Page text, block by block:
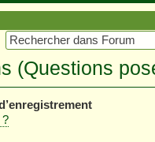
(Questions
?